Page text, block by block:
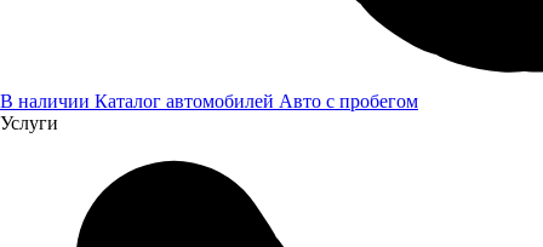
В наличии Каталог автомобилей Авто с пробегом
Услуги